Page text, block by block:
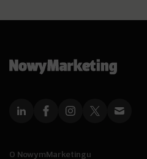
O NowymMarketingu